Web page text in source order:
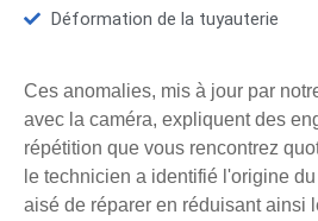
Déformation de la tuyauterie
Ces anomalies, mis à jour par
avec la caméra, expliquent des
répétition que vous rencontrez
le technicien a identifié l'origine
aisé de réparer en réduisant ainsi